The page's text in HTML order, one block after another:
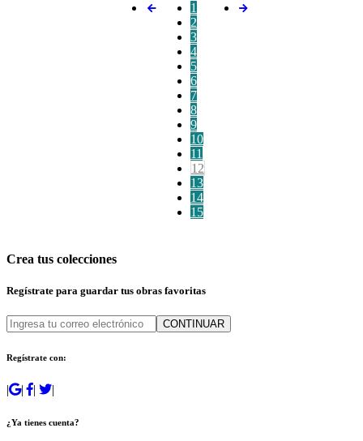
1
2
3
4
5
6
7
8
9
10
11
12
13
14
15
Crea tus colecciones
Regístrate para guardar tus obras favoritas
CONTINUAR
Regístrate con:
| | | |
¿Ya tienes cuenta?